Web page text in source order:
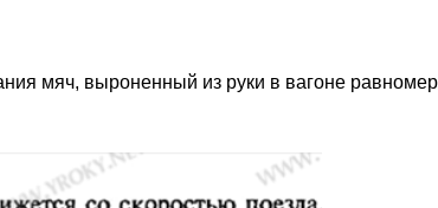
мяч, выроненный из руки в вагоне